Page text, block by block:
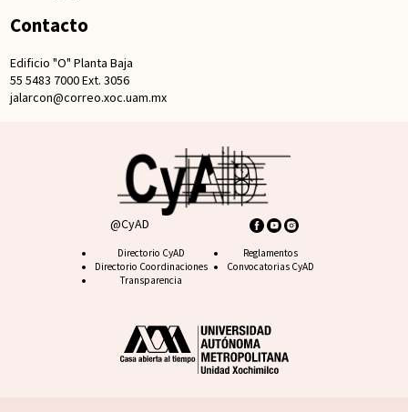
Contacto
Edificio "O" Planta Baja
55 5483 7000 Ext. 3056
jalarcon@correo.xoc.uam.mx
@CyAD
Footer CyAD
Directorio CyAD
Directorio Coordinaciones
Transparencia
Footer FAQ
Reglamentos
Convocatorias CyAD